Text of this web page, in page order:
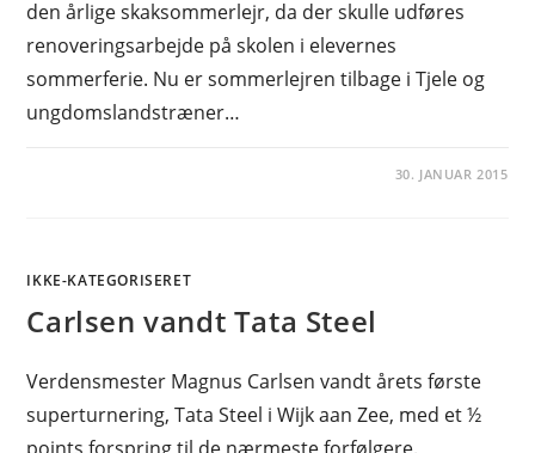
den årlige skaksommerlejr, da der skulle udføres
renoveringsarbejde på skolen i elevernes
sommerferie. Nu er sommerlejren tilbage i Tjele og
ungdomslandstræner…
30. JANUAR 2015
IKKE-KATEGORISERET
Carlsen vandt Tata Steel
Verdensmester Magnus Carlsen vandt årets første
superturnering, Tata Steel i Wijk aan Zee, med et ½